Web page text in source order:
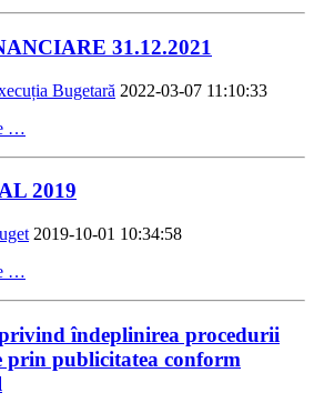
31.12.2021
Bugetară 2022-03-07 11:10:33
…
2019
2019-10-01 10:34:58
…
îndeplinirea procedurii
prin publicitatea conform